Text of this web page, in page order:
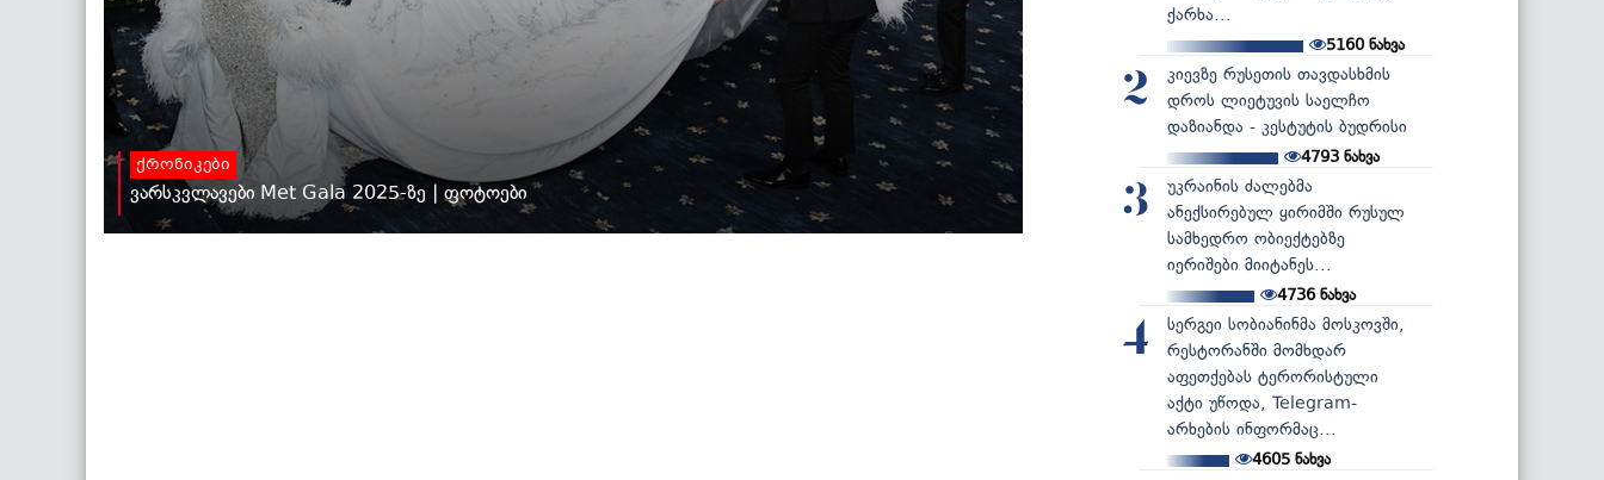
ქრონიკები
ვარსკვლავები Met Gala 2025-ზე | ფოტოები
ქარხა...
5160ნახვა
2
კიევზე რუსეთის თავდასხმის
დროს ლიეტუვის საელჩო
დაზიანდა - კესტუტის ბუდრისი
4793 ნახვა
3
უკრაინის ძალებმა
ანექსირებულ ყირიმში რუსულ
სამხედრო ობიექტებზე
იერიშები მიიტანეს...
4736ნახვა
4
სერგეი სობიანინმა მოსკოვში,
რესტორანში მომხდარ
აფეთქებას ტერორისტული
აქტი უწოდა, Telegram-
არხების ინფორმაც...
4605ნახვა